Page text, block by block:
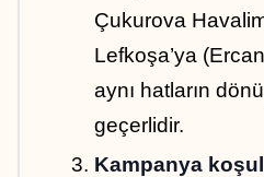
Çukurova
Lefkoşa’ya
aynı hatların
geçerlidir.
Kampanya